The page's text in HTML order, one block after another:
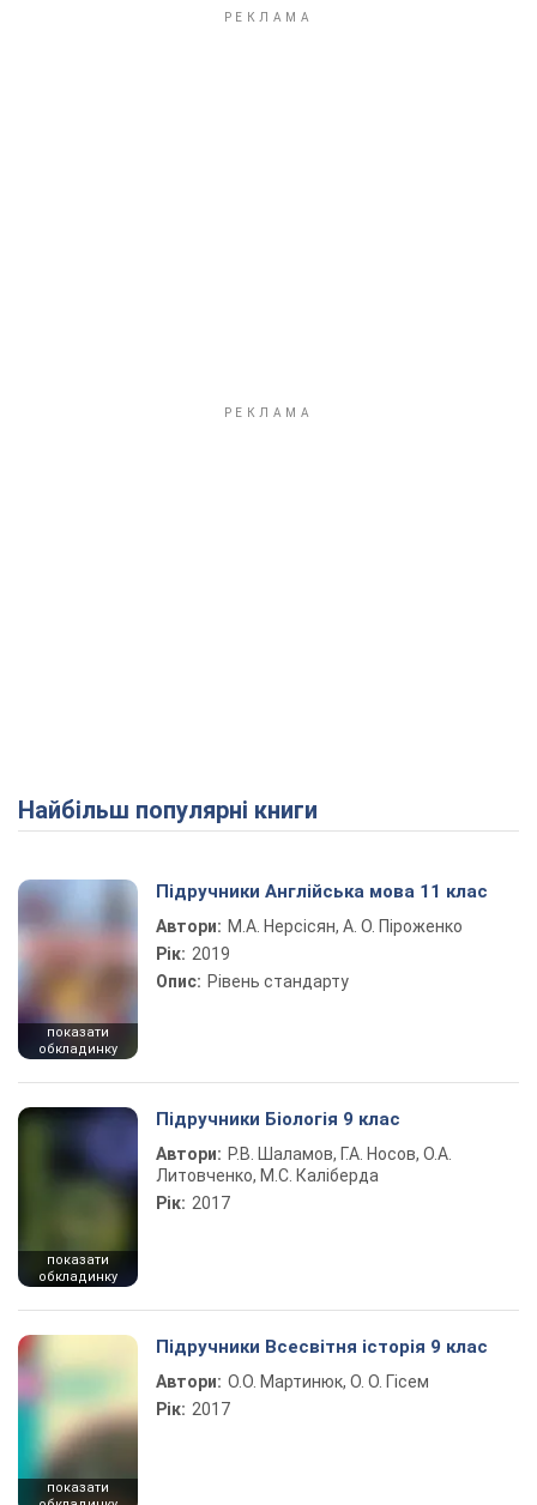
Найбільш популярні книги
показати
обкладинку
Підручники Англійська мова 11 клас
Автори: М.А. Нерсісян, А. О. Піроженко
Рік: 2019
Опис: Рівень стандарту
показати
обкладинку
Підручники Біологія 9 клас
Автори: Р.В. Шаламов, Г.А. Носов, О.А.
Литовченко, М.С. Каліберда
Рік: 2017
показати
Підручники Всесвітня історія 9 клас
Автори: О.О. Мартинюк, О. О. Гісем
Рік: 2017